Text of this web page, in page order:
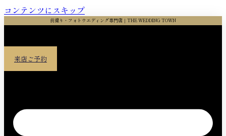
コンテンツにスキップ
前撮り・フォトウエディング専門店｜THE WEDDING TOWN
来店ご予約